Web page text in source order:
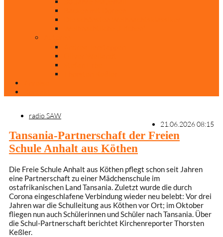
radio SAW
21.06.2026 08:15
Tansania-Partnerschaft der Freien
Schule Anhalt aus Köthen
Die Freie Schule Anhalt aus Köthen pflegt schon seit Jahren
eine Partnerschaft zu einer Mädchenschule im
ostafrikanischen Land Tansania. Zuletzt wurde die durch
Corona eingeschlafene Verbindung wieder neu belebt: Vor drei
Jahren war die Schulleitung aus Köthen vor Ort; im Oktober
fliegen nun auch Schülerinnen und Schüler nach Tansania. Über
die Schul-Partnerschaft berichtet Kirchenreporter Thorsten
Keßler.